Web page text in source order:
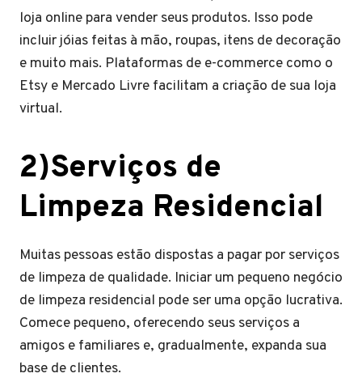
loja online para vender seus produtos. Isso pode
incluir jóias feitas à mão, roupas, itens de decoração
e muito mais. Plataformas de e-commerce como o
Etsy e Mercado Livre facilitam a criação de sua loja
virtual.
2)Serviços de
Limpeza Residencial
Muitas pessoas estão dispostas a pagar por serviços
de limpeza de qualidade. Iniciar um pequeno negócio
de limpeza residencial pode ser uma opção lucrativa.
Comece pequeno, oferecendo seus serviços a
amigos e familiares e, gradualmente, expanda sua
base de clientes.